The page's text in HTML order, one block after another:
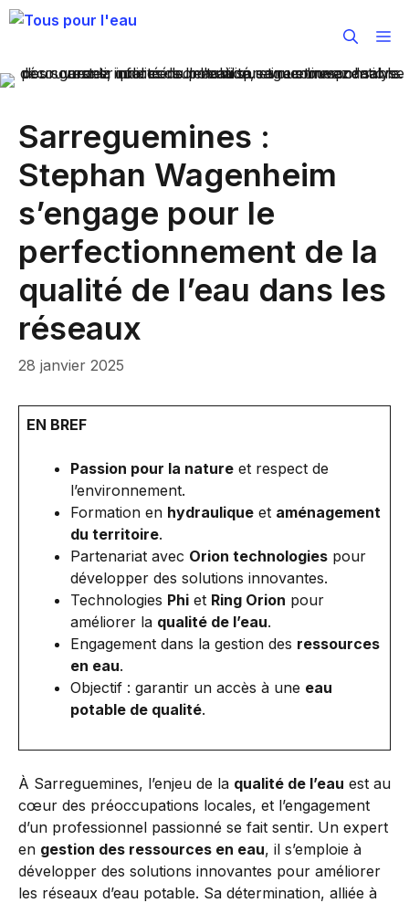
Aller
Sarreguemines :
Stephan Wagenheim
s’engage pour le
perfectionnement de la
qualité de l’eau dans les
réseaux
28 janvier 2025
EN BREF
Passion pour la nature et respect de
l’environnement.
Formation en hydraulique et aménagement
du territoire.
Partenariat avec Orion technologies pour
développer des solutions innovantes.
Technologies Phi et Ring Orion pour
améliorer la qualité de l’eau.
Engagement dans la gestion des ressources
en eau.
Objectif : garantir un accès à une eau
potable de qualité.
À Sarreguemines, l’enjeu de la qualité de l’eau est au
cœur des préoccupations locales, et l’engagement
d’un professionnel passionné se fait sentir. Un expert
en gestion des ressources en eau, il s’emploie à
développer des solutions innovantes pour améliorer
les réseaux d’eau potable. Sa détermination, alliée à